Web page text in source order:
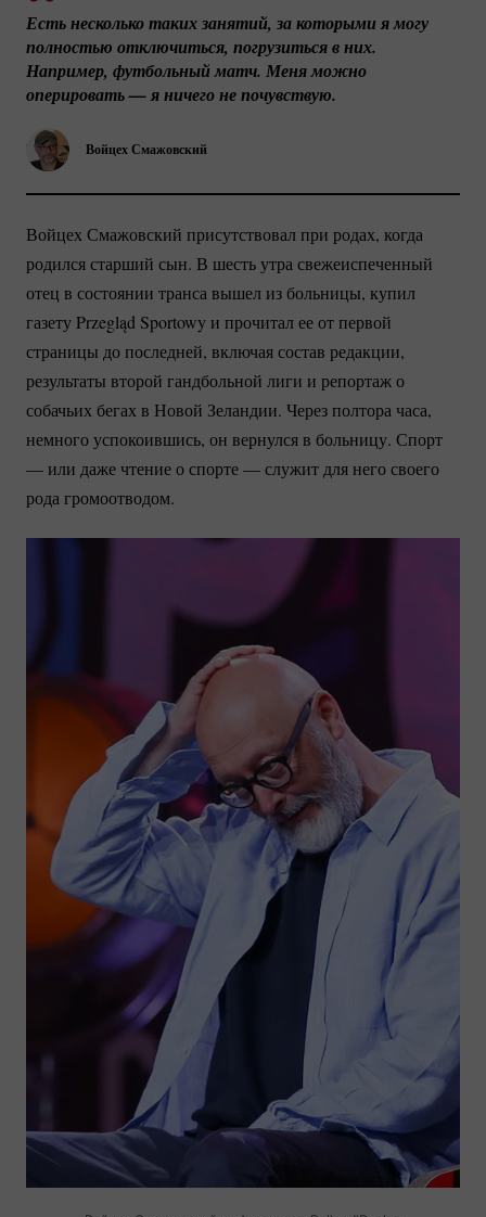
Войцех Смажовский
Есть несколько таких занятий, за которыми я могу
полностью отключиться, погрузиться в них.
Например, футбольный матч. Меня можно
оперировать — я ничего не почувствую.
Войцех Смажовский присутствовал при родах, когда
родился старший сын. В шесть утра свежеиспеченный
отец в состоянии транса вышел из больницы, купил
газету Przegląd Sportowy и прочитал ее от первой
страницы до последней, включая состав редакции,
результаты второй гандбольной лиги и репортаж о
собачьих бегах в Новой Зеландии. Через полтора часа,
немного успокоившись, он вернулся в больницу. Спорт
— или даже чтение о спорте — служит для него своего
рода громоотводом.